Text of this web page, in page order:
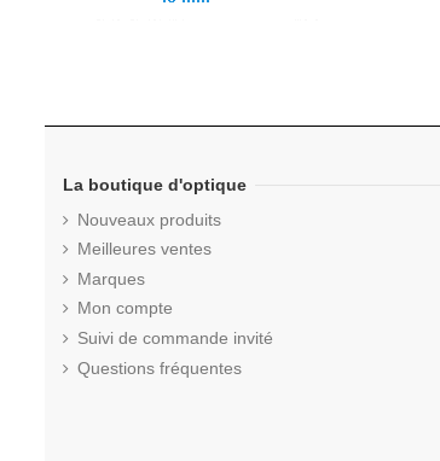
La boutique d'optique
Nouveaux produits
Meilleures ventes
Marques
Mon compte
Suivi de commande invité
Questions fréquentes